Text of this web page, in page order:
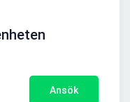
Ansök